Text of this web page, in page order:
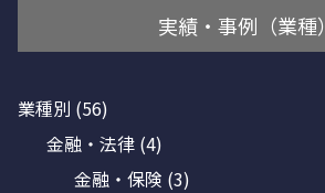
実績・事例（業種）
業種別 (56)
金融・法律 (4)
金融・保険 (3)